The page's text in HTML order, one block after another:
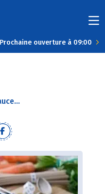
Prochaine ouverture à 09:00